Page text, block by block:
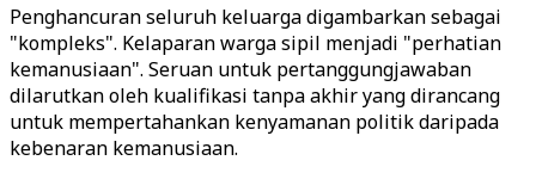
Penghancuran seluruh keluarga digambarkan sebagai
"kompleks". Kelaparan warga sipil menjadi "perhatian
kemanusiaan". Seruan untuk pertanggungjawaban
dilarutkan oleh kualifikasi tanpa akhir yang dirancang
untuk mempertahankan kenyamanan politik daripada
kebenaran kemanusiaan.